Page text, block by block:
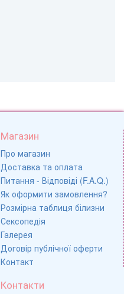
Магазин
Про магазин
Доставка та оплата
Питання - Відповіді (F.A.Q.)
Як оформити замовлення?
Розмірна таблиця білизни
Сексопедія
Галерея
Договір публічної оферти
Контакт
Контакти